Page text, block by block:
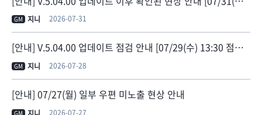
GM 지니 2026-07-31
[안내] V.5.04.00 업데이트 점검 안내 [07/29(수) 13:30 점검 종료]
GM 지니 2026-07-28
[안내] 07/27(월) 일부 우편 미노출 현상 안내
GM 2026-07-27